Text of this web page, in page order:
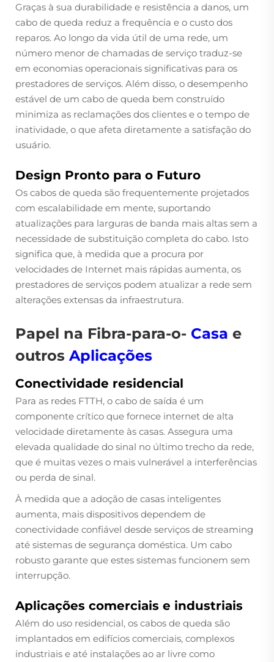
Graças à sua durabilidade e resistência a danos, um
cabo de queda reduz a frequência e o custo dos
reparos. Ao longo da vida útil de uma rede, um
número menor de chamadas de serviço traduz-se
em economias operacionais significativas para os
prestadores de serviços. Além disso, o desempenho
estável de um cabo de queda bem construído
minimiza as reclamações dos clientes e o tempo de
inatividade, o que afeta diretamente a satisfação do
usuário.
Design Pronto para o Futuro
Os cabos de queda são frequentemente projetados
com escalabilidade em mente, suportando
atualizações para larguras de banda mais altas sem a
necessidade de substituição completa do cabo. Isto
significa que, à medida que a procura por
velocidades de Internet mais rápidas aumenta, os
prestadores de serviços podem atualizar a rede sem
alterações extensas da infraestrutura.
Papel na Fibra-para-o- Casa e
outros Aplicações
Conectividade residencial
Para as redes FTTH, o cabo de saída é um
componente crítico que fornece internet de alta
velocidade diretamente às casas. Assegura uma
elevada qualidade do sinal no último trecho da rede,
que é muitas vezes o mais vulnerável a interferências
ou perda de sinal.
À medida que a adoção de casas inteligentes
aumenta, mais dispositivos dependem de
conectividade confiável desde serviços de streaming
até sistemas de segurança doméstica. Um cabo
robusto garante que estes sistemas funcionem sem
interrupção.
Aplicações comerciais e industriais
Além do uso residencial, os cabos de queda são
implantados em edifícios comerciais, complexos
industriais e até instalações ao ar livre como